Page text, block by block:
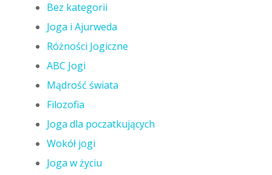
Bez kategorii
Joga i Ajurweda
Różności Jogiczne
ABC Jogi
Mądrość świata
Filozofia
Joga dla poczatkujących
Wokół jogi
Joga w życiu